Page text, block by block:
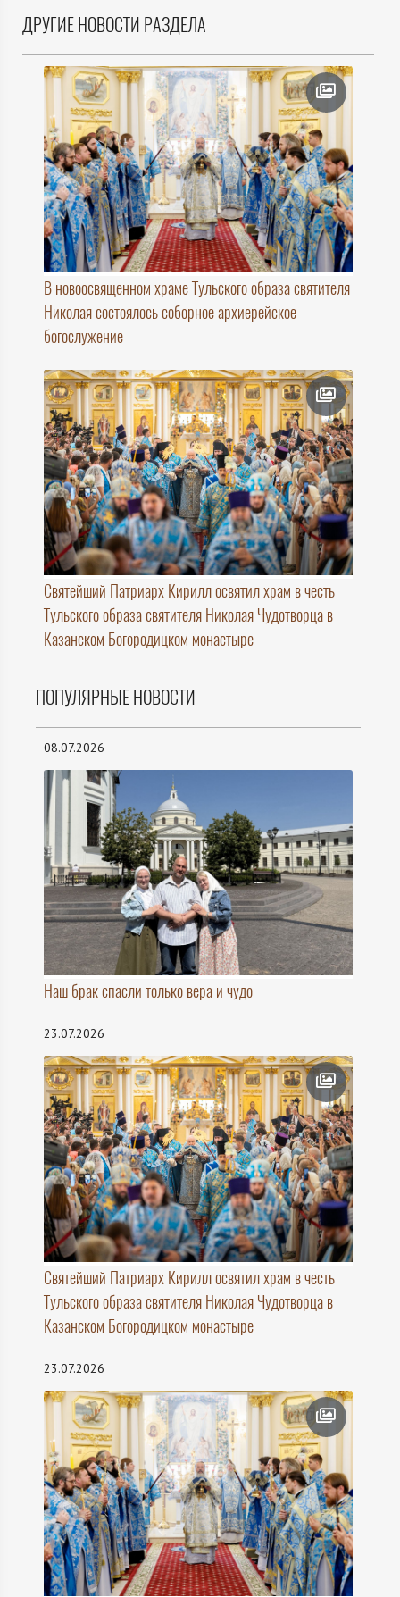
ДРУГИЕ НОВОСТИ РАЗДЕЛА
В новоосвященном храме Тульского образа святителя
Николая состоялось соборное архиерейское
богослужение
Святейший Патриарх Кирилл освятил храм в честь
Тульского образа святителя Николая Чудотворца в
Казанском Богородицком монастыре
ПОПУЛЯРНЫЕ НОВОСТИ
08.07.2026
Наш брак спасли только вера и чудо
23.07.2026
Святейший Патриарх Кирилл освятил храм в честь
Тульского образа святителя Николая Чудотворца в
Казанском Богородицком монастыре
23.07.2026